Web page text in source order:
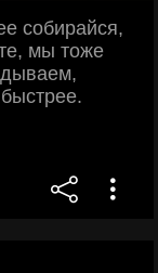
собирайся,
мы тоже